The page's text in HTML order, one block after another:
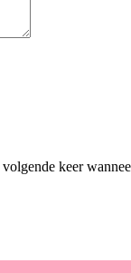
keer